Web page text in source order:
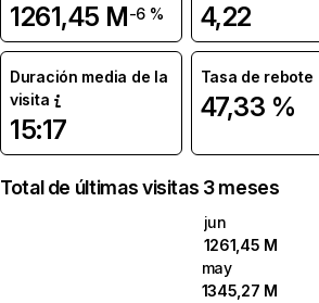
1261,45 M-6 % 4,22
Duración media de la
visita
15:17
Tasa de rebote
47,33 %
Total de últimas visitas 3 meses
jun
1261,45 M
may
1345,27 M